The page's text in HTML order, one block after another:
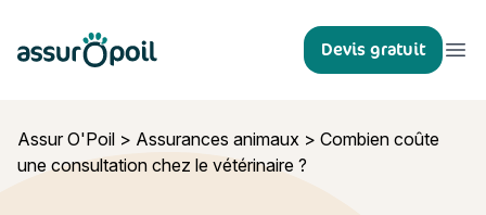
Assur O'Poil Devis gratuit
Assur O'Poil > Assurances animaux > Combien coûte
une consultation chez le vétérinaire ?